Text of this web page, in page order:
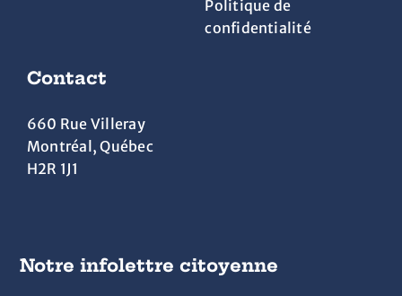
Politique de
confidentialité
Contact
660 Rue Villeray
Montréal, Québec
H2R 1J1
Notre infolettre citoyenne